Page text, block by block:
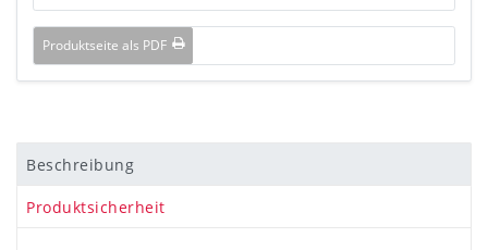
Produktseite als PDF
Beschreibung
Produktsicherheit